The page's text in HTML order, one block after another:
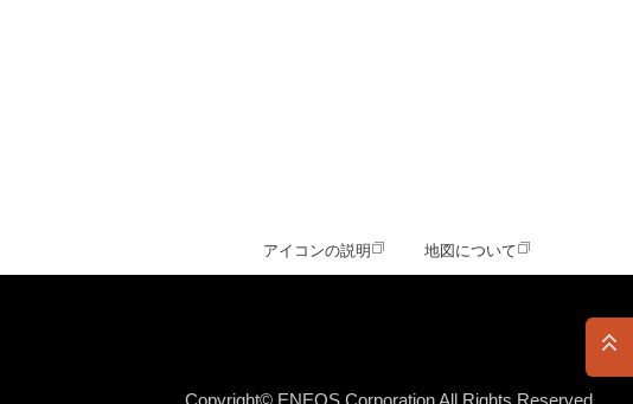
アイコンの説明 地図について
Copyright© ENEOS Corporation All Rights Reserved.